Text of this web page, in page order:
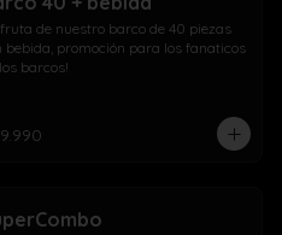
de nuestro barco de 40 piezas
bebida, promoción para los fanaticos
barcos!